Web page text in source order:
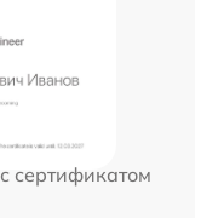
сертификатом